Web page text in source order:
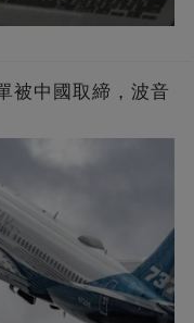
被中國取締，波音